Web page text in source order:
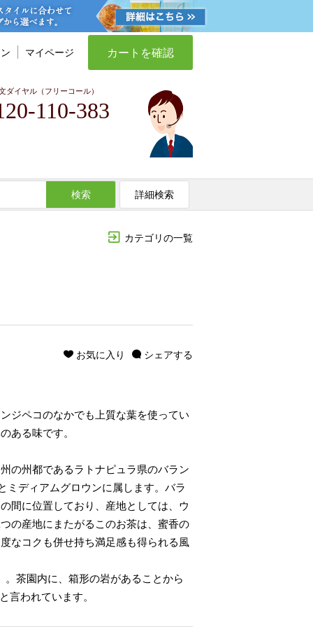
マイページ カートを確認
ダイヤル（フリーコール）
110-383
検索 詳細検索
カテゴリの一覧
シェアする
お気に入り
ジペコのなかでも上質な葉を使ってい
ある味です。
の州都であるラトナピュラ県のバラン
ミディアムグロウンに属します。バラ
間に位置しており、産地としては、ウ
の産地にまたがるこのお茶は、蜜香の
なコクも併せ持ち満足感も得られる風
茶園内に、箱形の岩があることから
言われています。